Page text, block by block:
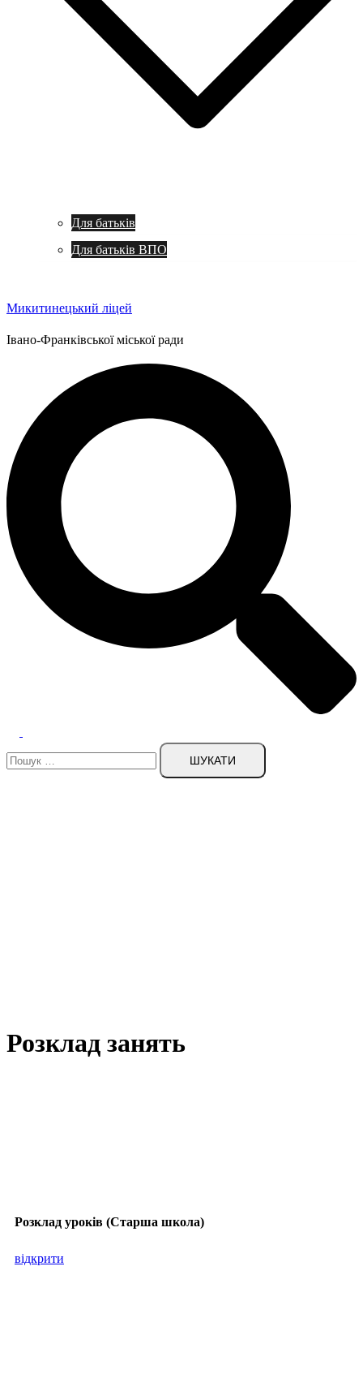
Для батьків
Для батьків ВПО
Микитинецький ліцей
Івано-Франківської міської ради
Пошук:
Розклад занять
Розклад уроків (Старша школа)
відкрити